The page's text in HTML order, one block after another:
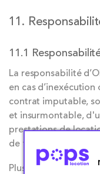
11.
11.1
La responsabilité
en cas
contrat imputable,
et insurmontable,
prestations de
de force majeure.
Plus